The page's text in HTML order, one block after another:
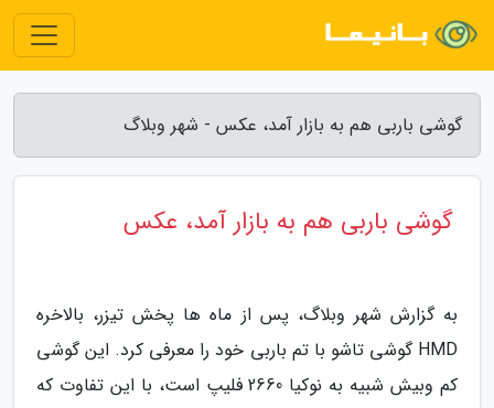
گوشی باربی هم به بازار آمد، عکس - شهر وبلاگ
گوشی باربی هم به بازار آمد، عکس
به گزارش شهر وبلاگ، پس از ماه ها پخش تیزر، بالاخره
HMD گوشی تاشو با تم باربی خود را معرفی کرد. این گوشی
کم وبیش شبیه به نوکیا 2660 فلیپ است، با این تفاوت که